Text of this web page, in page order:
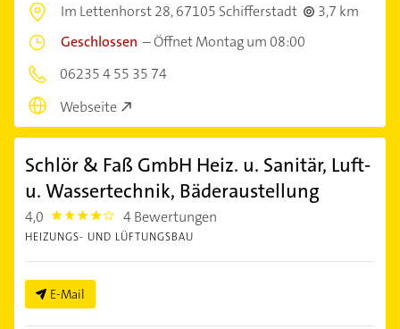
Im Lettenhorst 28,67105 Schifferstadt
3,7 km
Geschlossen –Öffnet Montag um 08:00
06235 4 55 35 74
Webseite
Schlör & Faß GmbH Heiz. u. Sanitär, Luft-
u. Wassertechnik, Bäderaustellung
4,0 4.0 4 Bewertungen
HEIZUNGS- UND LÜFTUNGSBAU
E-Mail